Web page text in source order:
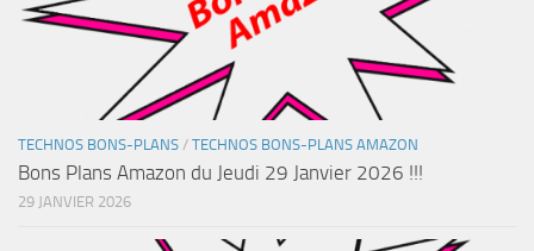
TECHNOS BONS-PLANS / TECHNOS BONS-PLANS AMAZON
Bons Plans Amazon du Jeudi 29 Janvier 2026 !!!
29 JANVIER 2026